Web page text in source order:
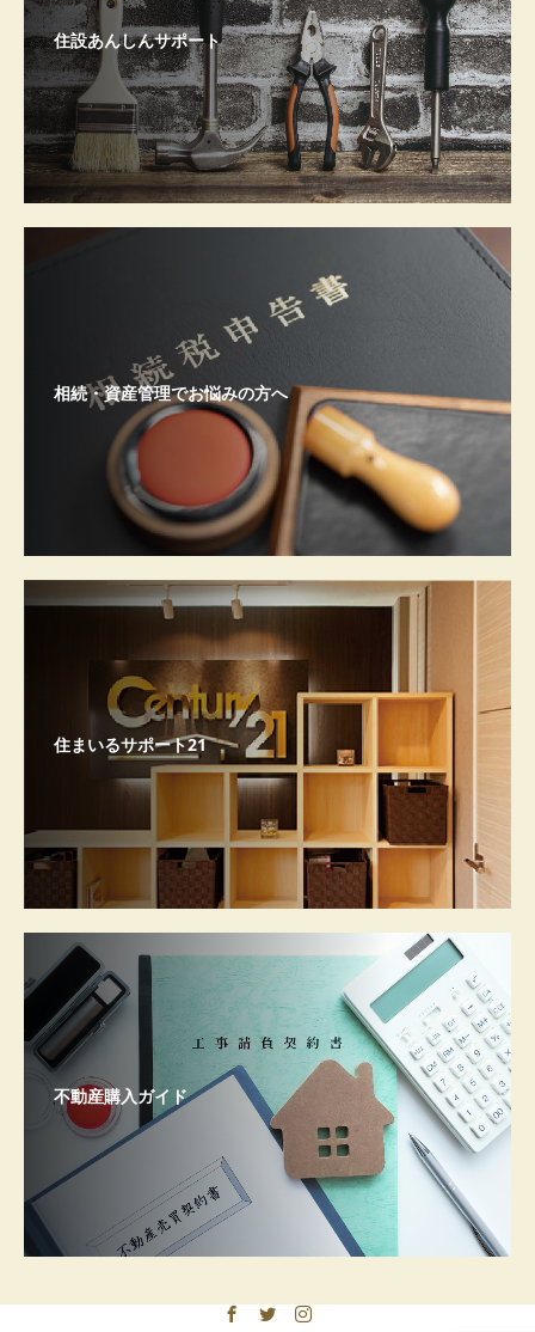
住設あんしんサポート
相続・資産管理でお悩みの方へ
住まいるサポート21
不動産購入ガイド